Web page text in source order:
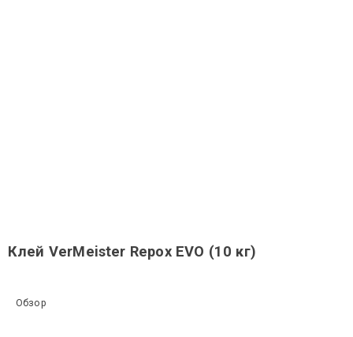
Клей VerMeister Repox EVO (10 кг)
Обзор